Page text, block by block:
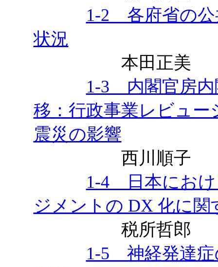
1-2 各府省の公
状況
本田正美
1-3 内閣官房内
移：行政事業レビュ
震災の影響
西川順子
1-4 日本におけ
ジメントの DX 化に関
税所哲郎
1-5 神経発達症